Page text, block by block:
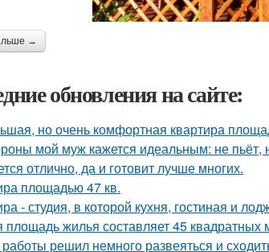
→
обновления на сайте:
но очень комфортная квартира
мой муж кажется идеальным: не пьёт,
отлично, да и готовит лучше многих.
площадью 47 кв.
- студия, в которой кухня, гостиная и
жилья составляет 45 квадратных
решил немного развеяться и